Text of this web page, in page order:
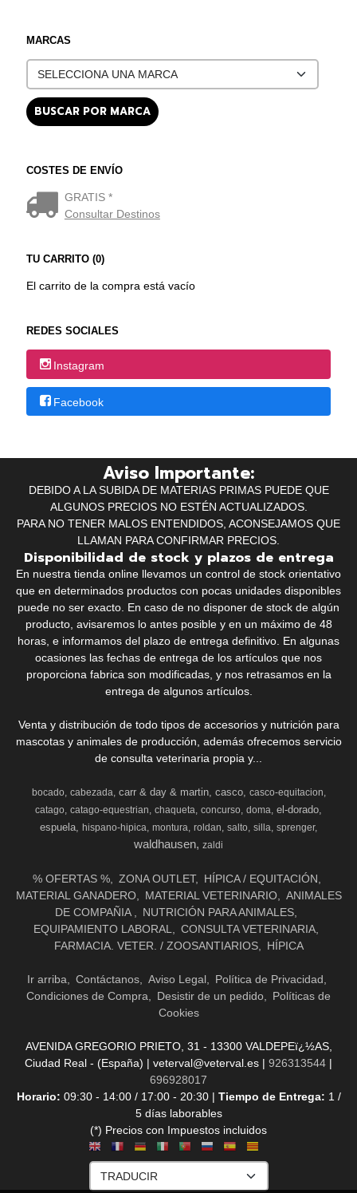
MARCAS
COSTES DE ENVÍO
GRATIS *
Consultar Destinos
TU CARRITO (0)
El carrito de la compra está vacío
REDES SOCIALES
Instagram
Facebook
Aviso Importante:
DEBIDO A LA SUBIDA DE MATERIAS PRIMAS PUEDE QUE
ALGUNOS PRECIOS NO ESTÉN ACTUALIZADOS.
PARA NO TENER MALOS ENTENDIDOS, ACONSEJAMOS QUE
LLAMAN PARA CONFIRMAR PRECIOS.
Disponibilidad de stock y plazos de entrega
En nuestra tienda online llevamos un control de stock orientativo
que en determinados productos con pocas unidades disponibles
puede no ser exacto. En caso de no disponer de stock de algún
producto, avisaremos lo antes posible y en un máximo de 48
horas, e informamos del plazo de entrega definitivo. En algunas
ocasiones las fechas de entrega de los artículos que nos
proporciona fabrica son modificadas, y nos retrasamos en la
entrega de algunos artículos.
Venta y distribución de todo tipos de accesorios y nutrición para
mascotas y animales de producción, además ofrecemos servicio
de consulta veterinaria propia y...
bocado cabezada carr & day & martin casco
casco-equitacion
catago catago-equestrian chaqueta concurso doma el-dorado
espuela hispano-hipica montura roldan salto silla sprenger
waldhausen zaldi
% OFERTAS % ZONA OUTLET
HÍPICA / EQUITACIÓN
MATERIAL GANADERO
MATERIAL VETERINARIO
ANIMALES
DE COMPAÑIA
NUTRICIÓN PARA ANIMALES
EQUIPAMIENTO LABORAL
CONSULTA VETERINARIA
FARMACIA. VETER. / ZOOSANTIARIOS
HÍPICA
Ir arriba Contáctanos Aviso Legal
Política de Privacidad
Condiciones de Compra
Desistir de un pedido
Políticas de
Cookies
AVENIDA GREGORIO PRIETO, 31 - 13300 VALDEPEï¿½AS,
Ciudad Real - (España) | veterval@veterval.es | 926313544 |
696928017
Horario: 09:30 - 14:00 / 17:00 - 20:30 | Tiempo de Entrega: 1 /
5 días laborables
(*) Precios con Impuestos incluidos